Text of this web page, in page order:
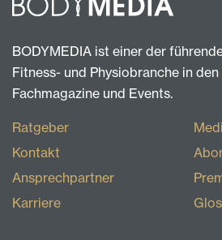
BODYMEDIA ist einer der
Fitness- und Physiobranche in
Fachmagazine und Events.
Ratgeber
Kontakt
Ansprechpartner
Karriere